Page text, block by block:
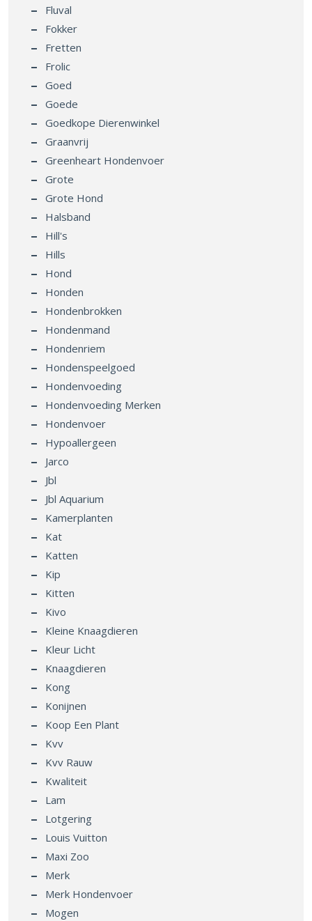
Fluval
Fokker
Fretten
Frolic
Goed
Goede
Goedkope Dierenwinkel
Graanvrij
Greenheart Hondenvoer
Grote
Grote Hond
Halsband
Hill's
Hills
Hond
Honden
Hondenbrokken
Hondenmand
Hondenriem
Hondenspeelgoed
Hondenvoeding
Hondenvoeding Merken
Hondenvoer
Hypoallergeen
Jarco
Jbl
Jbl Aquarium
Kamerplanten
Kat
Katten
Kip
Kitten
Kivo
Kleine Knaagdieren
Kleur Licht
Knaagdieren
Kong
Konijnen
Koop Een Plant
Kvv
Kvv Rauw
Kwaliteit
Lam
Lotgering
Louis Vuitton
Maxi Zoo
Merk
Merk Hondenvoer
Mogen